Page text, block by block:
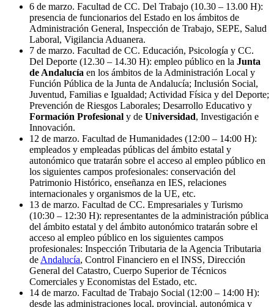
6 de marzo. Facultad de CC. Del Trabajo (10.30 – 13.00 H):
presencia de funcionarios del Estado en los ámbitos de
Administración General, Inspección de Trabajo, SEPE, Salud
Laboral, Vigilancia Aduanera.
7 de marzo. Facultad de CC. Educación, Psicología y CC.
Del Deporte (12.30 – 14.30 H): empleo público en la Junta
de Andalucía en los ámbitos de la Administración Local y
Función Pública de la Junta de Andalucía; Inclusión Social,
Juventud, Familias e Igualdad; Actividad Física y del Deporte;
Prevención de Riesgos Laborales; Desarrollo Educativo y
Formación Profesional y de Universidad, Investigación e
Innovación.
12 de marzo. Facultad de Humanidades (12:00 – 14:00 H):
empleados y empleadas públicas del ámbito estatal y
autonómico que tratarán sobre el acceso al empleo público en
los siguientes campos profesionales: conservación del
Patrimonio Histórico, enseñanza en IES, relaciones
internacionales y organismos de la UE, etc.
13 de marzo. Facultad de CC. Empresariales y Turismo
(10:30 – 12:30 H): representantes de la administración pública
del ámbito estatal y del ámbito autonómico tratarán sobre el
acceso al empleo público en los siguientes campos
profesionales: Inspección Tributaria de la Agencia Tributaria
de Andalucía, Control Financiero en el INSS, Dirección
General del Catastro, Cuerpo Superior de Técnicos
Comerciales y Economistas del Estado, etc.
14 de marzo. Facultad de Trabajo Social (12:00 – 14:00 H):
desde las administraciones local, provincial, autonómica y